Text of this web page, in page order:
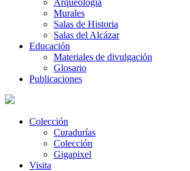
Arqueología
Murales
Salas de Historia
Salas del Alcázar
Educación
Materiales de divulgación
Glosario
Publicaciones
Colección
Curadurías
Colección
Gigapixel
Visita